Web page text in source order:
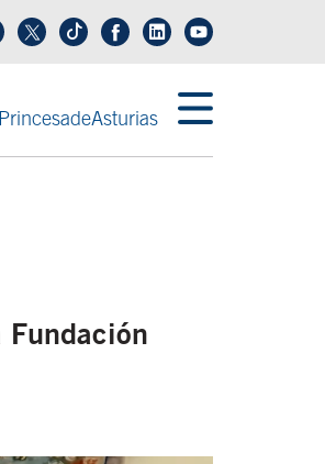
Síguenos en tiktokSíguenos en linkedin
Fundación